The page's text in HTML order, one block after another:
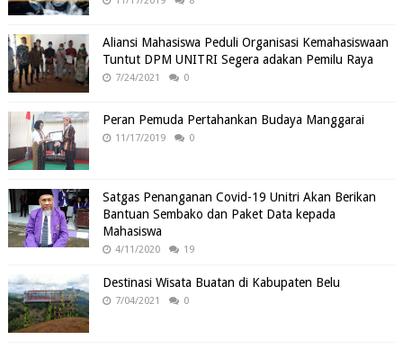
Aliansi Mahasiswa Peduli Organisasi Kemahasiswaan
Tuntut DPM UNITRI Segera adakan Pemilu Raya
7/24/2021 0
Peran Pemuda Pertahankan Budaya Manggarai
11/17/2019 0
Satgas Penanganan Covid-19 Unitri Akan Berikan
Bantuan Sembako dan Paket Data kepada
Mahasiswa
4/11/2020 19
Destinasi Wisata Buatan di Kabupaten Belu
7/04/2021 0